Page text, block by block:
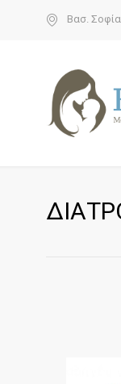
Βασ.